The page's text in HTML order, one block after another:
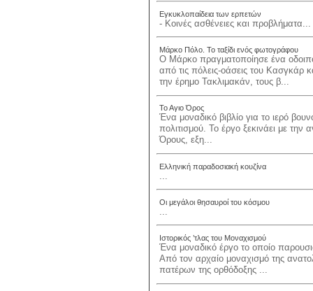
Εγκυκλοπαίδεια των ερπετών
- Κοινές ασθένειες και προβλήματα...
Μάρκο Πόλο. Το ταξίδι ενός φωτογράφου
Ο Μάρκο πραγματοποίησε ένα
από τις πόλεις-οάσεις του
την έρημο Τακλιμακάν, τους β...
Το Αγιο Όρος
Ένα μοναδικό βιβλίο για το ιερό
πολιτισμού. Το έργο ξεκινάει με την
Όρους, εξη...
Ελληνική παραδοσιακή κουζίνα
Οι μεγάλοι θησαυροί του κόσμου
Ιστορικός ’τλας του Μοναχισμού
Ένα μοναδικό έργο το οποίο
Από τον αρχαίο μοναχισμό της
πατέρων της ορθόδοξης ...